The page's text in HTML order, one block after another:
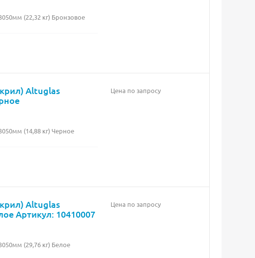
(22,32 кг) Бронзовое
Altuglas
(14,88 кг) Черное
Цена по запросу
Altuglas
Артикул: 10410007
(29,76 кг) Белое
Цена по запросу